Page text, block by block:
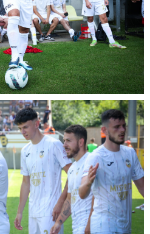
important incendie
maîtrisé après
d’intervention